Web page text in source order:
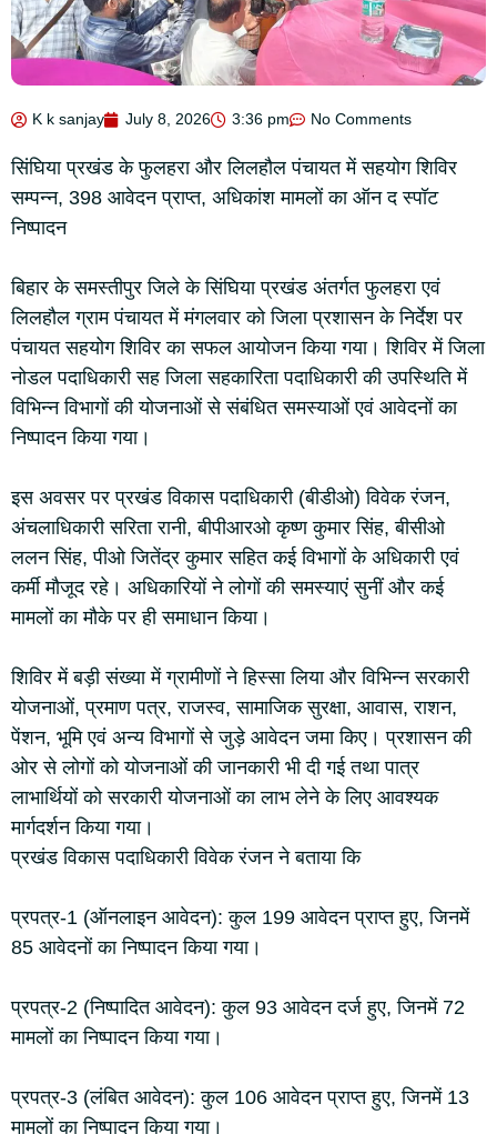
K k sanjay July 8, 2026 3:36 pm No Comments
सिंघिया प्रखंड के फुलहरा और लिलहौल पंचायत में सहयोग शिविर
सम्पन्न, 398 आवेदन प्राप्त, अधिकांश मामलों का ऑन द स्पॉट
निष्पादन
बिहार के समस्तीपुर जिले के सिंघिया प्रखंड अंतर्गत फुलहरा एवं
लिलहौल ग्राम पंचायत में मंगलवार को जिला प्रशासन के निर्देश पर
पंचायत सहयोग शिविर का सफल आयोजन किया गया। शिविर में जिला
नोडल पदाधिकारी सह जिला सहकारिता पदाधिकारी की उपस्थिति में
विभिन्न विभागों की योजनाओं से संबंधित समस्याओं एवं आवेदनों का
निष्पादन किया गया।
इस अवसर पर प्रखंड विकास पदाधिकारी (बीडीओ) विवेक रंजन,
अंचलाधिकारी सरिता रानी, बीपीआरओ कृष्ण कुमार सिंह, बीसीओ
ललन सिंह, पीओ जितेंद्र कुमार सहित कई विभागों के अधिकारी एवं
कर्मी मौजूद रहे। अधिकारियों ने लोगों की समस्याएं सुनीं और कई
मामलों का मौके पर ही समाधान किया।
शिविर में बड़ी संख्या में ग्रामीणों ने हिस्सा लिया और विभिन्न सरकारी
योजनाओं, प्रमाण पत्र, राजस्व, सामाजिक सुरक्षा, आवास, राशन,
पेंशन, भूमि एवं अन्य विभागों से जुड़े आवेदन जमा किए। प्रशासन की
ओर से लोगों को योजनाओं की जानकारी भी दी गई तथा पात्र
लाभार्थियों को सरकारी योजनाओं का लाभ लेने के लिए आवश्यक
मार्गदर्शन किया गया।
प्रखंड विकास पदाधिकारी विवेक रंजन ने बताया कि
प्रपत्र-1 (ऑनलाइन आवेदन): कुल 199 आवेदन प्राप्त हुए, जिनमें
85 आवेदनों का निष्पादन किया गया।
प्रपत्र-2 (निष्पादित आवेदन): कुल 93 आवेदन दर्ज हुए, जिनमें 72
मामलों का निष्पादन किया गया।
प्रपत्र-3 (लंबित आवेदन): कुल 106 आवेदन प्राप्त हुए, जिनमें 13
मामलों का निष्पादन किया गया।